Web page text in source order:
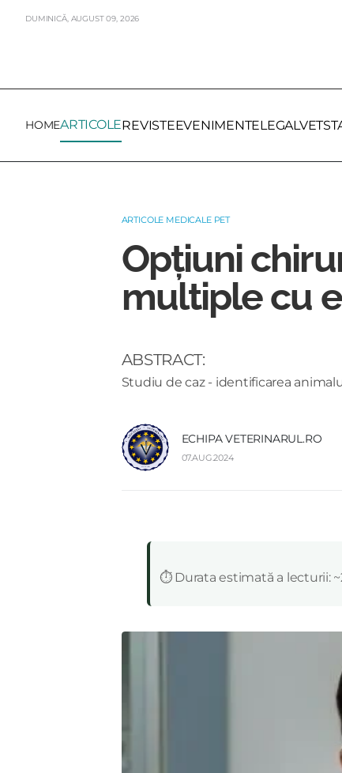
DUMINICĂ, AUGUST09, 2026
HOMEARTICOLEREVISTEEVENIMENTELEGALVET
ARTICOLE MEDICALE PET
Opțiuni
multiple cu
ABSTRACT:
Studiu de caz - identificarea
ECHIPA VETERINARUL.RO
07.AUG.2024
⏱️ Durata estimată a lecturii: